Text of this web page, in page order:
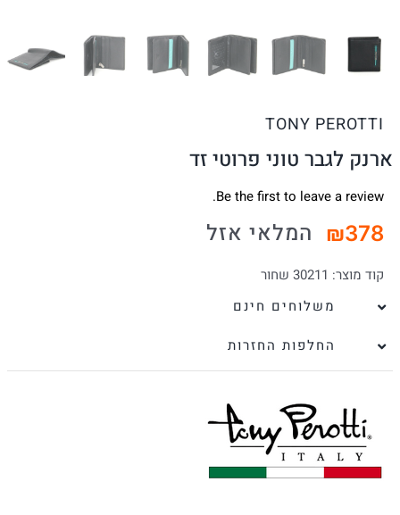
TONY PEROTTI
ארנק לגבר טוני פרוטי זד
Be the first to leave a review.
₪378 המלאי אזל
קוד מוצר: 30211 שחור
משלוחים חינם
החלפות החזרות